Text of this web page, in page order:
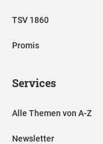
TSV 1860
Promis
Services
Alle Themen von A-Z
Newsletter